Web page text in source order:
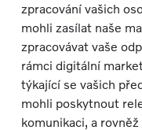
zpracování vašich
mohli zasílat naše
zpracovávat vaše
rámci digitální
týkající se vašich
mohli poskytnout
komunikaci, a